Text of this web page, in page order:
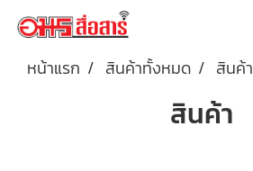
หน้าแรก สินค้าทั้งหมด สินค้า
สินค้า